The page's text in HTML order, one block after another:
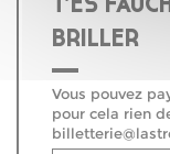
T’ES
BRILLER
Vous pouvez
pour cela rien